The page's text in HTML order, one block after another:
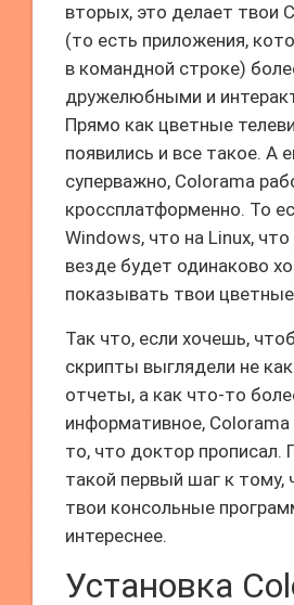
вторых, это делает твои
(то есть приложения,
в командной строке)
дружелюбными и
Прямо как цветные
появились и все такое. А
суперважно, Colorama
кроссплатформенно. То
Windows, что на Linux,
везде будет одинаково
показывать твои
Так что, если хочешь,
скрипты выглядели не
отчеты, а как что-то
информативное,
то, что доктор прописал.
такой первый шаг к тому,
твои консольные
интереснее.
Установка